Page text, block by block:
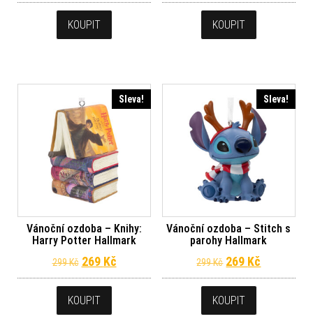
KOUPIT KOUPIT
Sleva!
Vánoční ozdoba – Knihy:
Harry Potter Hallmark
299Kč Původní cena byla: 299 Kč.
269 KčAktuální cena je: 269 Kč.
KOUPIT
Sleva!
Vánoční ozdoba – Stitch s
parohy Hallmark
299Kč Původní cena
269 Kč
KOUPIT